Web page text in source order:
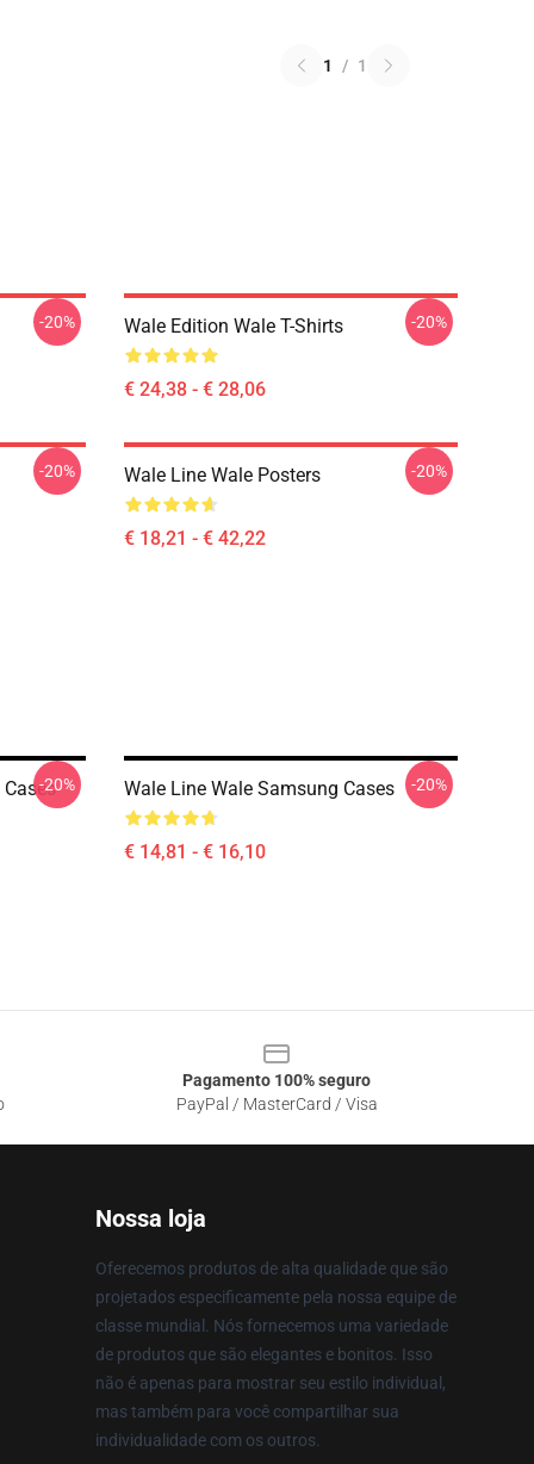
1 / 1
-20% Wale Edition Wale T-Shirts
€ 24,38 - € 28,06
-20%
-20% Wale Line Wale Posters
€ 18,21 - € 42,22
-20%
-20% Wale Line Wale Samsung Cases
€ 14,81 - € 16,10
-20%
Pagamento 100% seguro
PayPal / MasterCard / Visa
Nossa loja
Oferecemos produtos de alta qualidade que são
projetados especificamente pela nossa equipe de
classe mundial. Nós fornecemos uma variedade
de produtos que são elegantes e bonitos. Isso
não é apenas para mostrar seu estilo individual,
mas também para você compartilhar sua
individualidade com os outros.